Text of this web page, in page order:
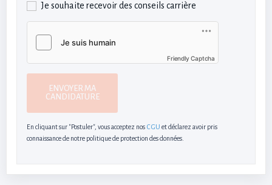
Je souhaite recevoir des conseils carrière
Friendly Captcha
ENVOYER MA
CANDIDATURE
En cliquant sur "Postuler", vous acceptez nos CGU et déclarez avoir pris
connaissance de notre politique de protection des données.